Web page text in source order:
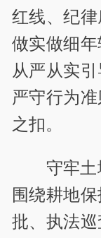
红线、纪律
做实做细年
从严从实
严守行为
之扣。
守牢土
围绕耕地
批、执法